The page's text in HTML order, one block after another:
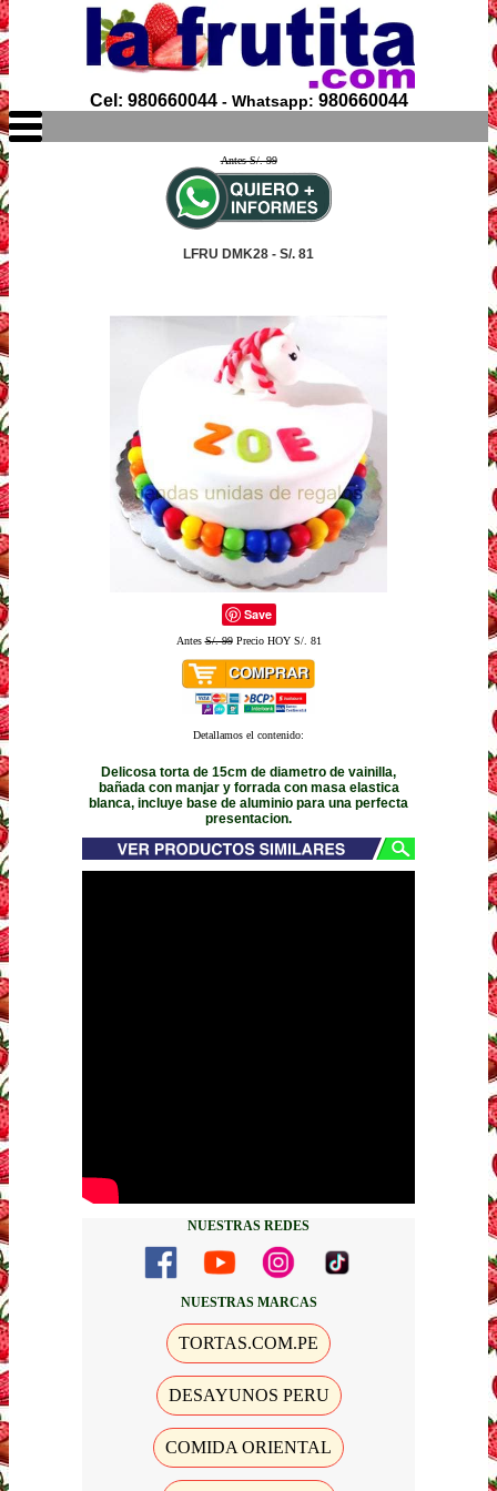
Cel: 980660044- Whatsapp: 980660044
Antes S/. 99
LFRU DMK28 - S/. 81
Save
AntesS/. 99Precio HOY S/. 81
Detallamos el contenido:
Delicosa torta de 15cm de diametro de vainilla,
bañada con manjar y forrada con masa elastica
blanca, incluye base de aluminio para una perfecta
presentacion.
NUESTRAS REDES
NUESTRAS MARCAS
TORTAS.COM.PE
DESAYUNOS PERU
COMIDA ORIENTAL